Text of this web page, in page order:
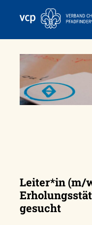
Leiter*in (m/
gesucht